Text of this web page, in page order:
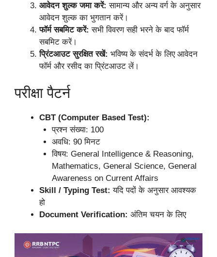
आवेदन शुल्क जमा करें: सामान्य और अन्य वर्ग के अनुसार
आवेदन शुल्क का भुगतान करें।
फॉर्म सबमिट करें: सभी विवरण सही भरने के बाद फॉर्म
सबमिट करें।
प्रिंटआउट सुरक्षित रखें: भविष्य के संदर्भ के लिए आवेदन
फॉर्म और रसीद का प्रिंटआउट लें।
परीक्षा पैटर्न
CBT (Computer Based Test):
प्रश्न संख्या: 100
अवधि: 90 मिनट
विषय: General Intelligence & Reasoning,
Mathematics, General Science, General
Awareness on Current Affairs
Skill / Typing Test: यदि पदों के अनुसार आवश्यक
हो
Document Verification: अंतिम चयन के लिए